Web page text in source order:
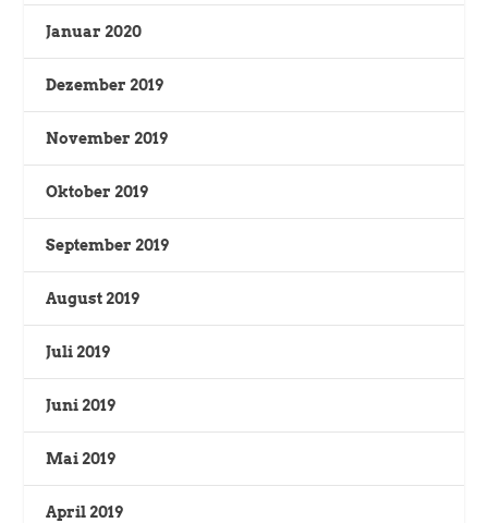
Januar 2020
Dezember 2019
November 2019
Oktober 2019
September 2019
August 2019
Juli 2019
Juni 2019
Mai 2019
April 2019